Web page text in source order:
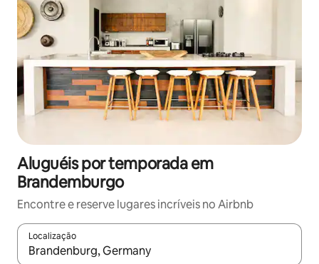
Aluguéis por temporada em
Brandemburgo
Encontre e reserve lugares incríveis no Airbnb
Localização
Quando os resultados estiverem disponíveis, explore-os